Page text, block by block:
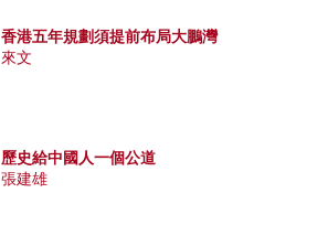
香港五年規劃須提前布局大鵬灣
來文
歷史給中國人一個公道
張建雄